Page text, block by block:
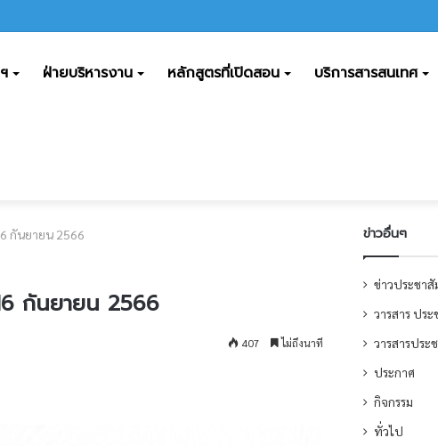
พรรษา อำเภอตระการพืชผล ประจำปี 2569
ฝ่ายบริหารงาน หลักสูตรที่เปิดสอน บริการสารสนเทศ
กันยายน 2566
กันยายน 2566
407 ไม่ถึงนาที
ข่าวอื่นๆ
ข่าวประชา
วารสาร ปร
วารสารปร
ประกาศ
กิจกรรม
ทั่วไป